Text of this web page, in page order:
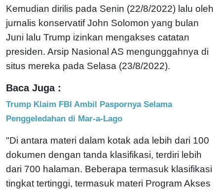
Kemudian dirilis pada Senin (22/8/2022) lalu oleh
jurnalis konservatif John Solomon yang bulan
Juni lalu Trump izinkan mengakses catatan
presiden. Arsip Nasional AS mengunggahnya di
situs mereka pada Selasa (23/8/2022).
Baca Juga :
Trump Klaim FBI Ambil Paspornya Selama
Penggeledahan di Mar-a-Lago
"Di antara materi dalam kotak ada lebih dari 100
dokumen dengan tanda klasifikasi, terdiri lebih
dari 700 halaman. Beberapa termasuk klasifikasi
tingkat tertinggi, termasuk materi Program Akses